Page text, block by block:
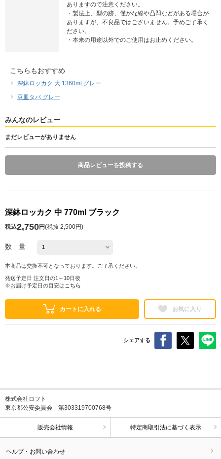
ありますので注意ください。
・製法上、型の跡、僅かな線や凸凹などがある場合が
ありますが、不良品ではございません。予めご了承く
ださい。
・本来の用途以外でのご使用はお止めください。
こちらもおすすめ
深鉢ロッカク 大 1360ml グレー
豆皿タパ グレー
みんなのレビュー
まだレビューがありません
商品レビューを投稿する
深鉢ロッカク 中 770ml ブラック
税込2,750円(税抜 2,500円)
数 量
本商品は交換不可となっております。ご了承ください。
発送予定日 注文日の1～10日後
※お届け予定日の目安は こちら
カートに入れる お気に入り
シェアする
株式会社ロフト
東京都公安委員会 第303319700768号
販売会社情報 特定商取引法に基づく表示
ヘルプ・お問い合わせ